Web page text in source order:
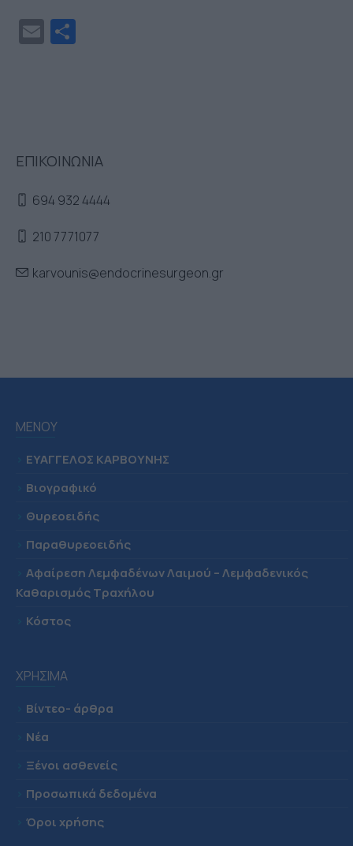
Email
ΕΠΙΚΟΙΝΩΝΙΑ
694 932 4444
210 7771077
karvounis@endocrinesurgeon.gr
ΜΕΝΟΥ
ΕΥΑΓΓΕΛΟΣ ΚΑΡΒΟΥΝΗΣ
Βιογραφικό
Θυρεοειδής
Παραθυρεοειδής
Αφαίρεση Λεμφαδένων Λαιμού – Λεμφαδενικός
Καθαρισμός Τραχήλου
Κόστος
ΧΡΗΣΙΜΑ
Βίντεο- άρθρα
Νέα
Ξένοι ασθενείς
Προσωπικά δεδομένα
Όροι χρήσης